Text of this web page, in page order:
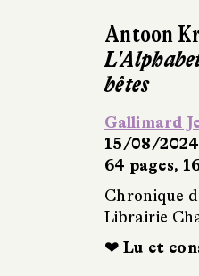
Antoon
bêtes
Gallimard
15/08/2024
64 pages,
Chronique
Librairie
❤ Lu et